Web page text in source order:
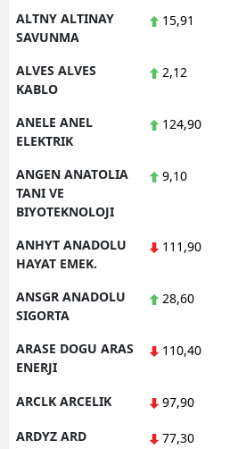
ALTNY ALTINAY
SAVUNMA
15,91
ALVES ALVES
KABLO
2,12
ANELE ANEL
ELEKTRIK
124,90
ANGEN ANATOLIA
TANI VE
BIYOTEKNOLOJI
9,10
ANHYT ANADOLU
HAYAT EMEK.
111,90
ANSGR ANADOLU
SIGORTA
28,60
ARASE DOGU ARAS
ENERJI
110,40
ARCLK ARCELIK 97,90
ARDYZ ARD
77,30